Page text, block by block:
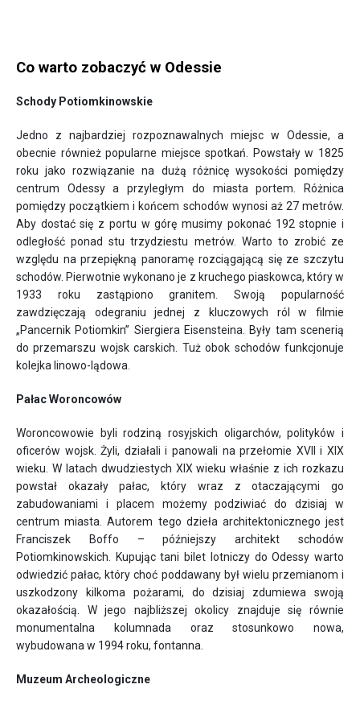
Co warto zobaczyć w Odessie
Schody Potiomkinowskie
Jedno z najbardziej rozpoznawalnych miejsc w Odessie, a
obecnie również popularne miejsce spotkań. Powstały w 1825
roku jako rozwiązanie na dużą różnicę wysokości pomiędzy
centrum Odessy a przyległym do miasta portem. Różnica
pomiędzy początkiem i końcem schodów wynosi aż 27 metrów.
Aby dostać się z portu w górę musimy pokonać 192 stopnie i
odległość ponad stu trzydziestu metrów. Warto to zrobić ze
względu na przepiękną panoramę rozciągającą się ze szczytu
schodów. Pierwotnie wykonano je z kruchego piaskowca, który w
1933 roku zastąpiono granitem. Swoją popularność
zawdzięczają odegraniu jednej z kluczowych ról w filmie
„Pancernik Potiomkin” Siergiera Eisensteina. Były tam scenerią
do przemarszu wojsk carskich. Tuż obok schodów funkcjonuje
kolejka linowo-lądowa.
Pałac Woroncowów
Woroncowowie byli rodziną rosyjskich oligarchów, polityków i
oficerów wojsk. Żyli, działali i panowali na przełomie XVII i XIX
wieku. W latach dwudziestych XIX wieku właśnie z ich rozkazu
powstał okazały pałac, który wraz z otaczającymi go
zabudowaniami i placem możemy podziwiać do dzisiaj w
centrum miasta. Autorem tego dzieła architektonicznego jest
Franciszek Boffo – późniejszy architekt schodów
Potiomkinowskich. Kupując tani bilet lotniczy do Odessy warto
odwiedzić pałac, który choć poddawany był wielu przemianom i
uszkodzony kilkoma pożarami, do dzisiaj zdumiewa swoją
okazałością. W jego najbliższej okolicy znajduje się równie
monumentalna kolumnada oraz stosunkowo nowa,
wybudowana w 1994 roku, fontanna.
Muzeum Archeologiczne